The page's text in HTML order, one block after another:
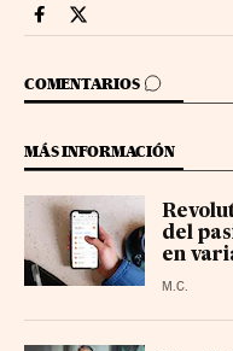
Companias Cinco Días
Companias Cinco
COMENTARIOS
IR A LOS
MÁS INFORMACIÓN
del
en
M.C.